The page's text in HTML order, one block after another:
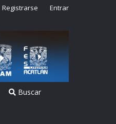
Buscar
Registrarse Entrar